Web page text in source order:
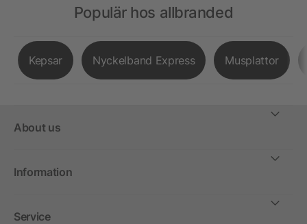
Populär hos allbranded
Kepsar Nyckelband Express Musplattor
About us
Information
Service